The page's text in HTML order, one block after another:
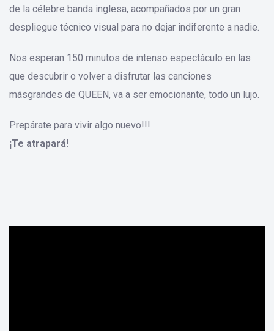
de la célebre banda inglesa, acompañados por un gran
despliegue técnico visual para no dejar indiferente a nadie.
Nos esperan 150 minutos de intenso espectáculo en las
que descubrir o volver a disfrutar las canciones
másgrandes de QUEEN, va a ser emocionante, todo un lujo.
Prepárate para vivir algo nuevo!!!
¡Te atrapará!